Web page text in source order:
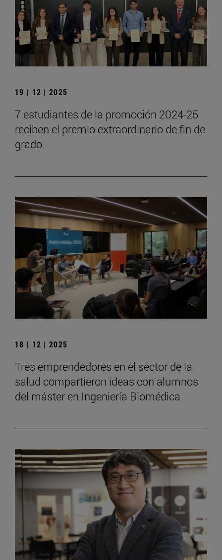
19 | 12 | 2025
7 estudiantes de la promoción 2024-25
reciben el premio extraordinario de fin de
grado
18 | 12 | 2025
Tres emprendedores en el sector de la
salud compartieron ideas con alumnos
del máster en Ingeniería Biomédica